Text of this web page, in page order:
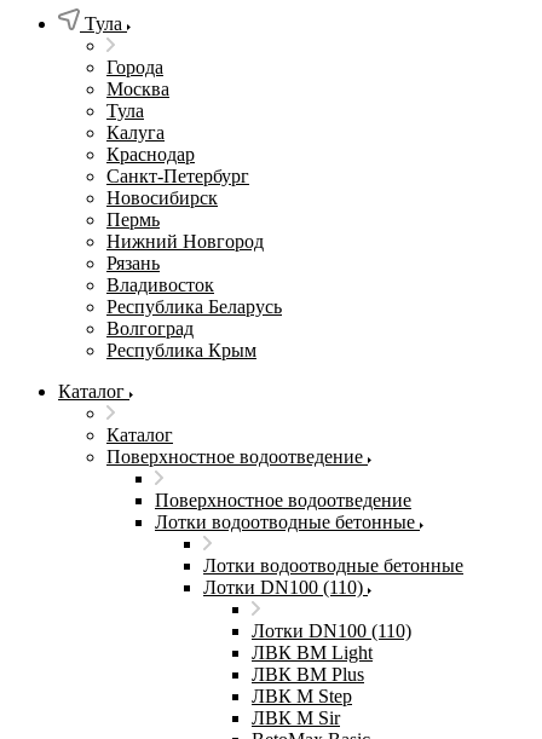
Тула
Города
Москва
Тула
Калуга
Краснодар
Санкт-Петербург
Новосибирск
Пермь
Нижний Новгород
Рязань
Владивосток
Республика Беларусь
Волгоград
Республика Крым
Каталог
Каталог
Поверхностное водоотведение
Поверхностное водоотведение
Лотки водоотводные бетонные
Лотки водоотводные бетонные
Лотки DN100 (110)
Лотки DN100 (110)
ЛВК ВМ Light
ЛВК ВМ Plus
ЛВК М Step
ЛВК М Sir